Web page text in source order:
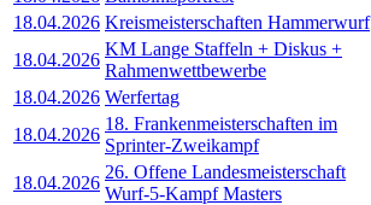
18.04.2026 Kreismeisterschaften Hammerwurf
18.04.2026
KM Lange Staffeln + Diskus +
Rahmenwettbewerbe
18.04.2026 Werfertag
18.04.2026
18. Frankenmeisterschaften im
Sprinter-Zweikampf
18.04.2026
26. Offene Landesmeisterschaft
Wurf-5-Kampf Masters